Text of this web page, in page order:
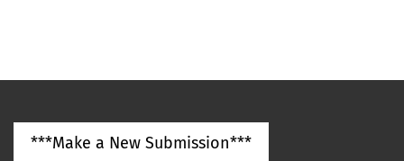
***Make a New Submission***